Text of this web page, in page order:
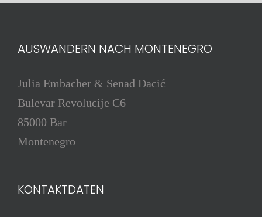
AUSWANDERN NACH MONTENEGRO
Julia Embacher & Senad Dacić
Bulevar Revolucije C6
85000 Bar
Montenegro
KONTAKTDATEN